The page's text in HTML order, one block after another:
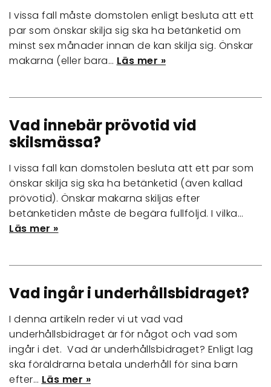
I vissa fall måste domstolen enligt besluta att ett
par som önskar skilja sig ska ha betänketid om
minst sex månader innan de kan skilja sig. Önskar
makarna (eller bara… Läs mer »
Vad innebär prövotid vid
skilsmässa?
I vissa fall kan domstolen besluta att ett par som
önskar skilja sig ska ha betänketid (även kallad
prövotid). Önskar makarna skiljas efter
betänketiden måste de begära fullföljd. I vilka…
Läs mer »
Vad ingår i underhållsbidraget?
I denna artikeln reder vi ut vad vad
underhållsbidraget är för något och vad som
ingår i det. Vad är underhållsbidraget? Enligt lag
ska föräldrarna betala underhåll för sina barn
efter… Läs mer »